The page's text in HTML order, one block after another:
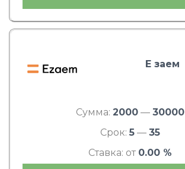
Е заем
Сумма: 2000— 30000
Срок: 5— 35
Ставка: от 0.00 %